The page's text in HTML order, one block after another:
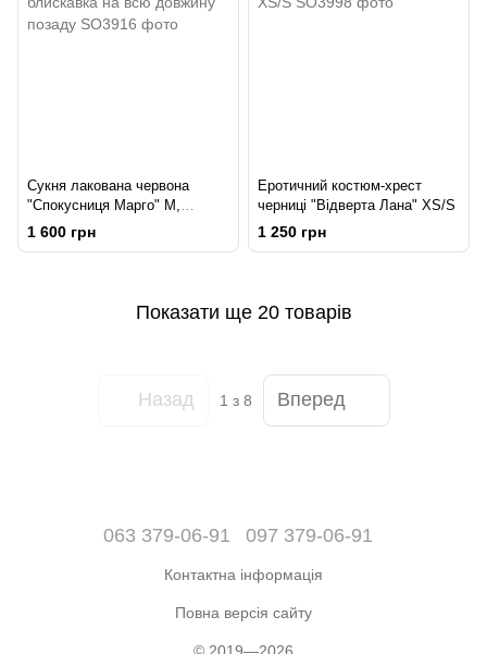
Сукня лакована червона
"Спокусниця Марго" М,
блискавка на всю довжину
1 600 грн
Еротичний костюм-хрест
черниці "Відверта Лана" XS/S
1 250 грн
Показати ще 20 товарів
Назад 1 з 8 Вперед
063 379-06-91 097 379-06-91
Контактна інформація
Повна версія сайту
© 2019—2026